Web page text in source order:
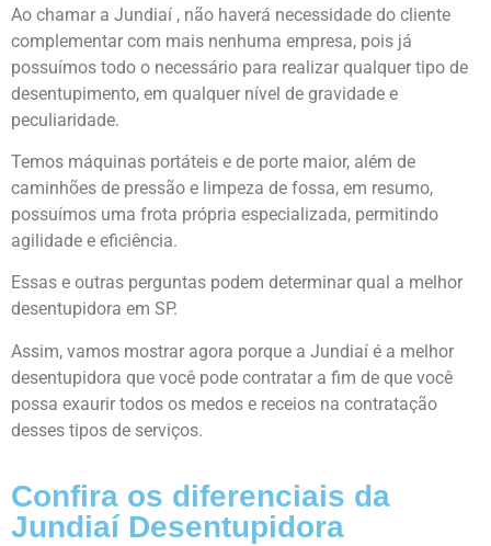
Ao chamar a Jundiaí , não haverá necessidade do cliente
complementar com mais nenhuma empresa, pois já
possuímos todo o necessário para realizar qualquer tipo de
desentupimento, em qualquer nível de gravidade e
peculiaridade.
Temos máquinas portáteis e de porte maior, além de
caminhões de pressão e limpeza de fossa, em resumo,
possuímos uma frota própria especializada, permitindo
agilidade e eficiência.
Essas e outras perguntas podem determinar qual a melhor
desentupidora em SP.
Assim, vamos mostrar agora porque a Jundiaí é a melhor
desentupidora que você pode contratar a fim de que você
possa exaurir todos os medos e receios na contratação
desses tipos de serviços.
Confira os diferenciais da
Jundiaí Desentupidora